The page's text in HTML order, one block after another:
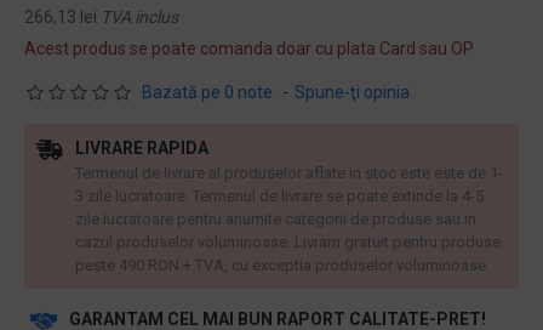
Bazată pe 0 note. - Spune-ţi opinia
266,13 lei TVA inclus
Acest produs se poate comanda doar cu plata Card sau OP
GARANTAM CEL MAI BUN RAPORT CALITATE-PRET!
LIVRARE RAPIDA
Termenul de livrare al produselor aflate in stoc este este de 1-
3 zile lucratoare. Termenul de livrare se poate extinde la 4-5
zile lucratoare pentru anumite categorii de produse sau in
cazul produselor voluminoase. Livram gratuit pentru produse
peste 490 RON + TVA, cu exceptia produselor voluminoase.